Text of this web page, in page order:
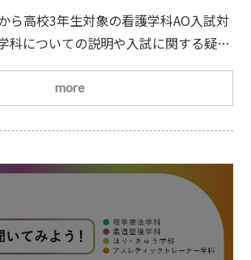
ら高校3年生対象の看護学科AO入試対
科についての説明や入試に関する疑
くことができます
10/14(土)の追加
検討されている方におすすめの講座で
会にご参加ください
【スケジュー
始10：00学校・学科説明、入試説明、
more